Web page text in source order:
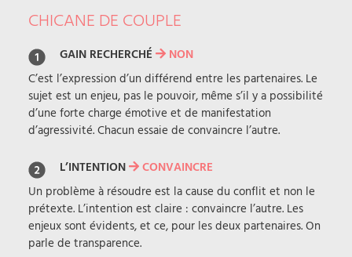
CHICANE DE COUPLE
GAIN RECHERCHÉ
NON
C’est l’expression d’un différend entre les partenaires. Le
sujet est un enjeu, pas le pouvoir, même s’il y a possibilité
d’une forte charge émotive et de manifestation
d’agressivité. Chacun essaie de convaincre l’autre.
L’INTENTION CONVAINCRE
Un problème à résoudre est la cause du conflit et non le
prétexte. L’intention est claire : convaincre l’autre. Les
enjeux sont évidents, et ce, pour les deux partenaires. On
parle de transparence.